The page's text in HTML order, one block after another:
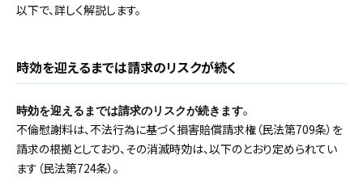
以下で、詳しく解説します。
時効を迎えるまでは請求のリスクが続く
時効を迎えるまでは請求のリスクが続きます。
不倫慰謝料は、不法行為に基づく損害賠償請求権（民法第709条）を
請求の根拠としており、その消滅時効は、以下のとおり定められてい
ます（民法第724条）。